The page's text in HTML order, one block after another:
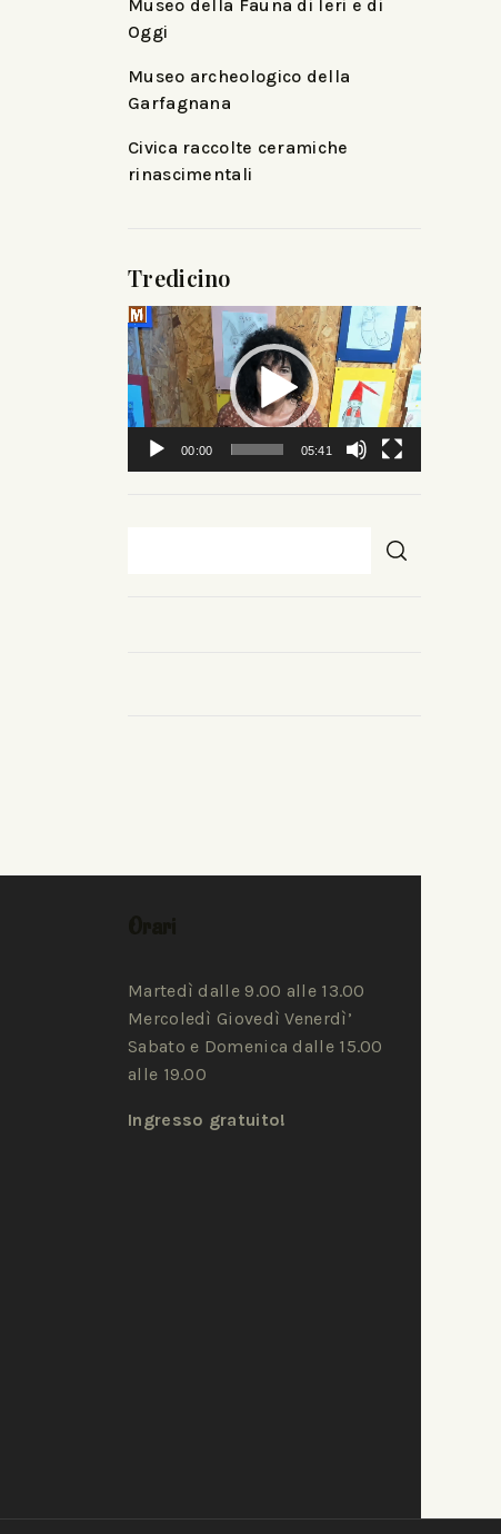
Museo della Fauna di Ieri e di
Oggi
Museo archeologico della
Garfagnana
Civica raccolte ceramiche
rinascimentali
Tredicino
Video
Player
00:00 05:41
Martedì dalle 9.00 alle 13.00
Mercoledì Giovedì Venerdì’
Sabato e Domenica dalle 15.00
alle 19.00
Ingresso gratuito!